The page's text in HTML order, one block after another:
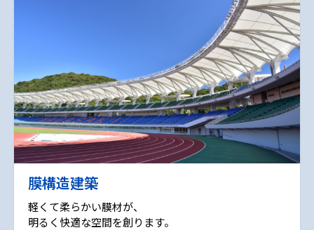
膜構造建築
軽くて柔らかい膜材が、
明るく快適な空間を創ります。